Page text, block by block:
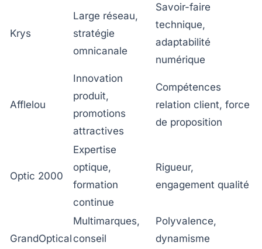
Krys
Large réseau,
stratégie
omnicanale
Savoir-faire
technique,
adaptabilité
numérique
Afflelou
Innovation
produit,
promotions
attractives
Compétences
relation client, force
de proposition
Optic 2000
Expertise
optique,
formation
continue
Rigueur,
engagement qualité
GrandOptical
Multimarques,
conseil
Polyvalence,
dynamisme